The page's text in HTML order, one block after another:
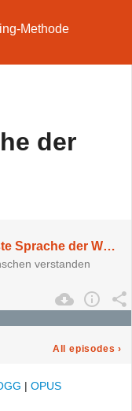
Methode
der
Interlingua - Die einfachste Sprache der Welt ...
verstanden
All episodes ›
| OPUS